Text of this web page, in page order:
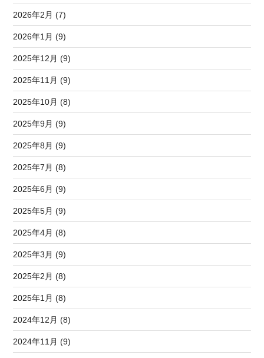
2026年2月 (7)
2026年1月 (9)
2025年12月 (9)
2025年11月 (9)
2025年10月 (8)
2025年9月 (9)
2025年8月 (9)
2025年7月 (8)
2025年6月 (9)
2025年5月 (9)
2025年4月 (8)
2025年3月 (9)
2025年2月 (8)
2025年1月 (8)
2024年12月 (8)
2024年11月 (9)